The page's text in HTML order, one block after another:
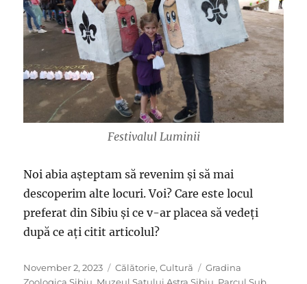
Festivalul Luminii
Noi abia așteptam să revenim și să mai
descoperim alte locuri. Voi? Care este locul
preferat din Sibiu și ce v-ar placea să vedeți
după ce ați citit articolul?
Posted
on
November 2, 2023 Categories
Călătorie,Cultură Tags
Gradina